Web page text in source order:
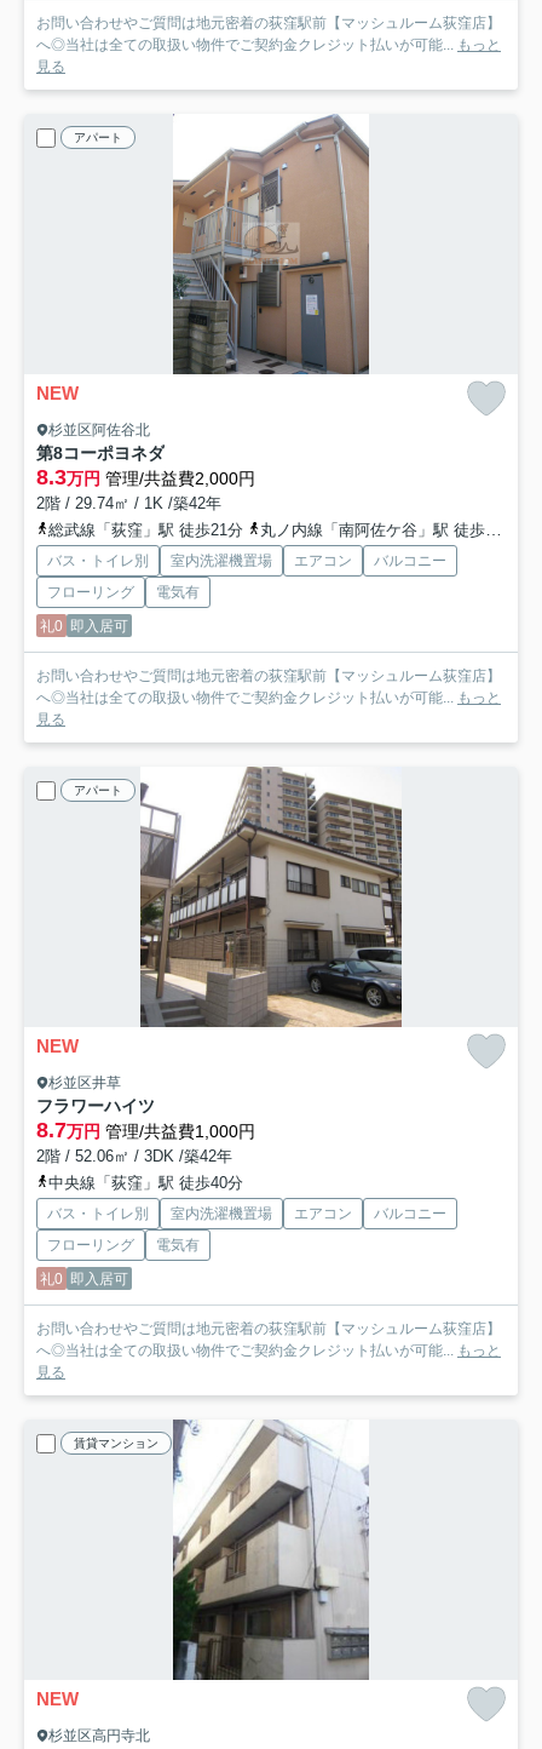
お問い合わせやご質問は地元密着の荻窪駅前【マッシュルーム荻窪店】
へ◎当社は全ての取扱い物件でご契約金クレジット払いが可能... もっと
見る
アパート
NEW
杉並区阿佐谷北
第8コーポヨネダ
8.3万円 管理/共益費2,000円
2階 / 29.74㎡ / 1K /築42年
総武線「荻窪」駅 徒歩21分
丸ノ内線「南阿佐ケ谷」駅 徒歩21分
バス・トイレ別 室内洗濯機置場 エアコン
バルコニー
フローリング
電気有
礼0 即入居可
お問い合わせやご質問は地元密着の荻窪駅前【マッシュルーム荻窪店】
へ◎当社は全ての取扱い物件でご契約金クレジット払いが可能... もっと
見る
アパート
NEW
杉並区井草
フラワーハイツ
8.7万円 管理/共益費1,000円
2階 / 52.06㎡ / 3DK /築42年
中央線「荻窪」駅 徒歩40分
バス・トイレ別 室内洗濯機置場 エアコン
バルコニー
フローリング
電気有
礼0 即入居可
お問い合わせやご質問は地元密着の荻窪駅前【マッシュルーム荻窪店】
へ◎当社は全ての取扱い物件でご契約金クレジット払いが可能... もっと
見る
賃貸マンション
NEW
杉並区高円寺北